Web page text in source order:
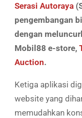
Serasi Autoraya
pengembangan
dengan
Mobil88 e-store,
Auction.
Ketiga aplikasi
website yang
memudahkan